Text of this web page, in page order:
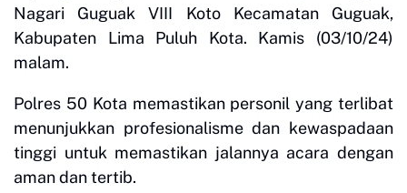
Nagari Guguak VIII Koto Kecamatan Guguak,
Kabupaten Lima Puluh Kota. Kamis (03/10/24)
malam.
Polres 50 Kota memastikan personil yang terlibat
menunjukkan profesionalisme dan kewaspadaan
tinggi untuk memastikan jalannya acara dengan
aman dan tertib.